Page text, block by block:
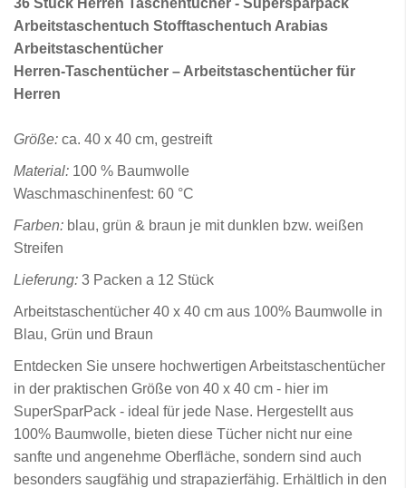
Arbeitstaschentuch Stofftaschentuch Arabias
Arbeitstaschentücher
Herren-Taschentücher – Arbeitstaschentücher für
Herren
Größe: ca. 40 x 40 cm, gestreift
Material: 100 % Baumwolle
Waschmaschinenfest: 60 °C
Farben: blau, grün & braun je mit dunklen bzw. weißen
Streifen
Lieferung: 3 Packen a 12 Stück
Arbeitstaschentücher 40 x 40 cm aus 100% Baumwolle in
Blau, Grün und Braun
Entdecken Sie unsere hochwertigen Arbeitstaschentücher
in der praktischen Größe von 40 x 40 cm - hier im
SuperSparPack - ideal für jede Nase. Hergestellt aus
100% Baumwolle, bieten diese Tücher nicht nur eine
sanfte und angenehme Oberfläche, sondern sind auch
besonders saugfähig und strapazierfähig. Erhältlich in den